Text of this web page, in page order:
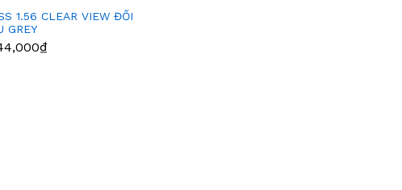
1.56 CLEAR VIEW ĐỔI
GREY